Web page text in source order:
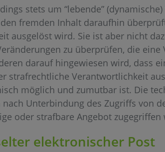
stets um “lebende”
fremden Inhalt daraufhin
ausgelöst wird. Sie ist aber nicht
zu überprüfen, die
darauf hingewiesen wird, dass
strafrechtliche Verantwortlichkeit
möglich und zumutbar ist. Die
Unterbindung des Zugriffs von
oder strafbare Angebot zugegriffen
elektronischer Post